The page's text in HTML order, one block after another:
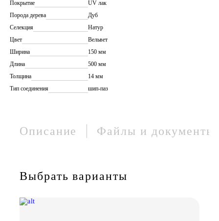
Покрытие
UV лак
Порода дерева
Дуб
Селекция
Натур
Цвет
Вельвет
Ширина
150 мм
Длина
500 мм
Толщина
14 мм
Тип соединения
шип-паз
Описание Файлы и документы
Выбрать варианты